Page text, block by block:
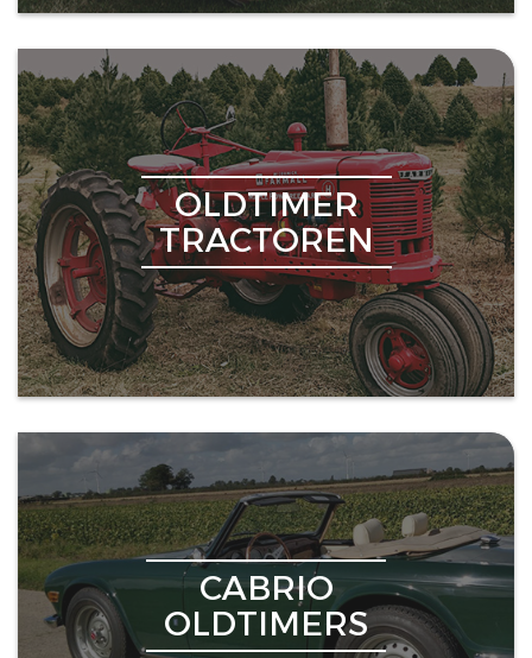
OLDTIMER
TRACTOREN
CABRIO
OLDTIMERS